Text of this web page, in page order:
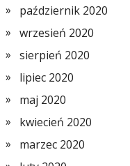
październik 2020
wrzesień 2020
sierpień 2020
lipiec 2020
maj 2020
kwiecień 2020
marzec 2020